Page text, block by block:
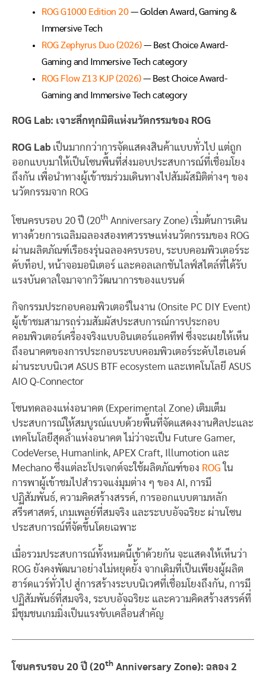
ROG G1000 Edition 20— Golden Award, Gaming &
Immersive Tech
ROG Zephyrus Duo (2026)— Best Choice Award-
Gaming and Immersive Tech category
ROG Flow Z13 KJP (2026)— Best Choice Award-
Gaming and Immersive Tech category
ROG Lab: เจาะลึกทุกมิติแห่งนวัตกรรมของ ROG
ROG Lab เป็นมากกว่าการจัดแสดงสินค้าแบบทั่วไป แต่ถูก
ออกแบบมาให้เป็นโซนพื้นที่ส่งมอบประสบการณ์ที่เชื่อมโยง
ถึงกัน เพื่อนำทางผู้เข้าชมร่วมเดินทางไปสัมผัสมิติต่างๆ ของ
นวัตกรรมจาก ROG
โซนครบรอบ 20 ปี (20th Anniversary Zone) เริ่มต้นการเดิน
ทางด้วยการเฉลิมฉลองสองทศวรรษแห่งนวัตกรรมของ ROG
ผ่านผลิตภัณฑ์เรือธงรุ่นฉลองครบรอบ, ระบบคอมพิวเตอร์ระ
ดับท็อป, หน้าจอมอนิเตอร์ และคอลเลกชันไลฟ์สไตล์ที่ได้รับ
แรงบันดาลใจมาจากวิวัฒนาการของแบรนด์
กิจกรรมประกอบคอมพิวเตอร์ในงาน (Onsite PC DIY Event)
ผู้เข้าชมสามารถร่วมสัมผัสประสบการณ์การประกอบ
คอมพิวเตอร์เครื่องจริงแบบอินเตอร์แอคทีฟ ซึ่งจะเผยให้เห็น
ถึงอนาคตของการประกอบระบบคอมพิวเตอร์ระดับไฮเอนด์
ผ่านระบบนิเวศ ASUS BTF ecosystem และเทคโนโลยี ASUS
AIO Q-Connector
โซนทดลองแห่งอนาคต (Experimental Zone) เติมเต็ม
ประสบการณ์ให้สมบูรณ์แบบด้วยพื้นที่จัดแสดงงานศิลปะและ
เทคโนโลยีสุดล้ำแห่งอนาคต ไม่ว่าจะเป็น Future Gamer,
CodeVerse, Humanlink, APEX Craft, Illumotion และ
Mechano ซึ่งแต่ละโปรเจกต์จะใช้ผลิตภัณฑ์ของ ROG ใน
การพาผู้เข้าชมไปสำรวจแง่มุมต่าง ๆ ของ AI, การมี
ปฏิสัมพันธ์, ความคิดสร้างสรรค์, การออกแบบตามหลัก
สรีรศาสตร์, เกมเพลย์ที่สมจริง และระบบอัจฉริยะ ผ่านโซน
ประสบการณ์ที่จัดขึ้นโดยเฉพาะ
เมื่อรวมประสบการณ์ทั้งหมดนี้เข้าด้วยกัน จะแสดงให้เห็นว่า
ROG ยังคงพัฒนาอย่างไม่หยุดยั้ง จากเดิมที่เป็นเพียงผู้ผลิต
ฮาร์ดแวร์ทั่วไป สู่การสร้างระบบนิเวศที่เชื่อมโยงถึงกัน, การมี
ปฏิสัมพันธ์ที่สมจริง, ระบบอัจฉริยะ และความคิดสร้างสรรค์ที่
มีชุมชนเกมมิ่งเป็นแรงขับเคลื่อนสำคัญ
โซนครบรอบ 20 ปี (20th Anniversary Zone): ฉลอง 2